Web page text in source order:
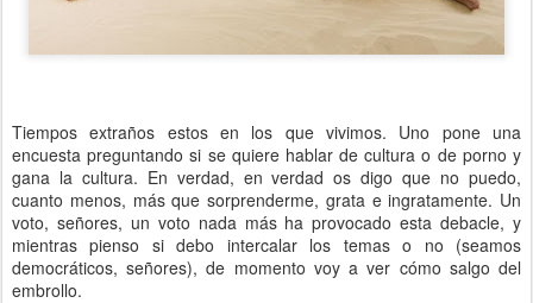
Tiempos extraños estos en los que vivimos. Uno pone una
encuesta preguntando si se quiere hablar de cultura o de porno y
gana la cultura. En verdad, en verdad os digo que no puedo,
cuanto menos, más que sorprenderme, grata e ingratamente. Un
voto, señores, un voto nada más ha provocado esta debacle, y
mientras pienso si debo intercalar los temas o no (seamos
democráticos, señores), de momento voy a ver cómo salgo del
embrollo.